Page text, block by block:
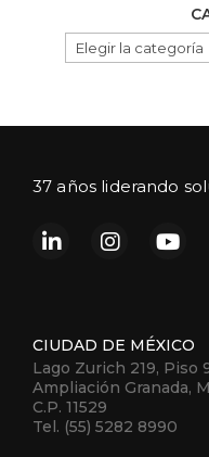
CATEGORÍAS
37 años liderando
CIUDAD DE MÉXICO
Lago Zurich 219, Piso
Ampliación Granada,
C.P. 11529
Tel. (55) 5282 8990